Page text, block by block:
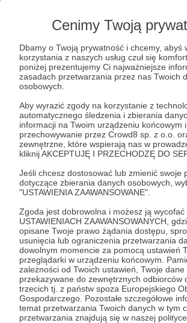
Cenimy Twoją
Dbamy o Twoją prywatność i chcemy, abyś
korzystania z naszych usług czuł się
poniżej prezentujemy Ci najważniejsze
zasadach przetwarzania przez nas Twoich
osobowych.
Aby wyrazić zgody na korzystanie z
automatycznego śledzenia i zbierania
informacji na Twoim urządzeniu końcowym
przechowywanie przez Crowd8 sp. z o.o.
zewnętrzne, które wspierają nas w
kliknij AKCEPTUJĘ I PRZECHODZĘ DO
Jeśli chcesz dostosować lub zmienić swoje
dotyczące zbierania danych osobowych,
"USTAWIENIA ZAAWANSOWANE".
Zgoda jest dobrowolna i możesz ją wycofać
USTAWIENIACH ZAAWANSOWANYCH,
opisane Twoje prawo żądania dostępu,
usunięcia lub ograniczenia przetwarzania
dowolnym momencie za pomocą ustawień
przeglądarki w urządzeniu końcowym.
zależności od Twoich ustawień, Twoje dane
przekazywane do zewnętrznych odbiorców
trzecich tj. z państw spoza Europejskiego
Gospodarczego. Pozostałe szczegółowe
temat przetwarzania Twoich danych w tym
przetwarzania znajdują się w naszej
Pokazuje, że zawód naukowca
Tworzy okazje do wspólnych
odkryć w rodzinnym gronie
Odkrywaj z nami świat w kilku
kategoriach:
🦁 Zwierzęta - od najmniejszych
największe ssaki
galaktyk
💡 Wynalazcy i odkrywcy - historie
zmienili świat
🦖 Dinozaury - wszystko o
prehistorycznych gigantach
☎️ Historia - telefony do
Rozwiń opis